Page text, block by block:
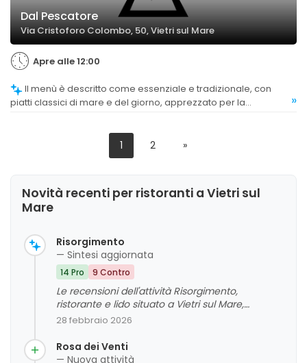
Dal Pescatore
Via Cristoforo Colombo, 50, Vietri sul Mare
Apre alle 12:00
piatti classici di mare e del giorno, apprezzato per la
»
1 2 »
Novità recenti per ristoranti a Vietri sul
Mare
Risorgimento
— Sintesi aggiornata
14 Pro 9 Contro
Le recensioni dell'attività Risorgimento,
ristorante e lido situato a Vietri sul Mare,
mettono in evidenza un ambiente con
privilegiata sul mare. La qualità del cibo viene
generalmente apprezzata, con commenti
28 febbraio 2026
Rosa dei Venti
— Nuova attività